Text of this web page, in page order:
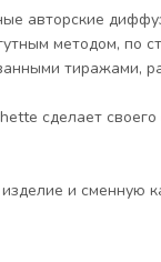
авторские
методом, по
тиражами,
сделает
и сменную